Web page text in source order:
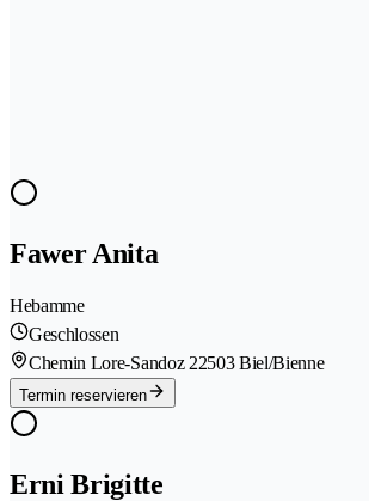
Fawer Anita
Hebamme
Geschlossen
Chemin Lore-Sandoz 22503 Biel/Bienne
Termin reservieren
Erni Brigitte